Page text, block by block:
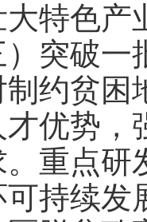
特色产
破一
贫困地
优势，
重点研
持续发